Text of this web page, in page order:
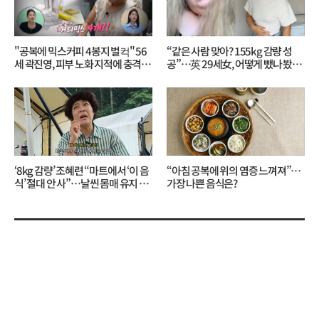
"공복에 믹스커피 4봉지 벌컥" 56
세 곽진영, 피부 노화 지적에 충격…
“같은 사람 맞아? 155kg 감량 성
공”…英 29세女, 어떻게 뺐나 봤더
‘8kg 감량’ 조혜련 “마트에서 ‘이 음
식’ 절대 안 사”…날씬 몸매 유지 비
“아침 공복에 위의 염증 느껴져”…
가장 나쁜 음식은?